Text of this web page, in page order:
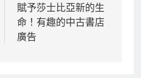
賦予莎士比亞新的生
命！有趣的中古書店
廣告